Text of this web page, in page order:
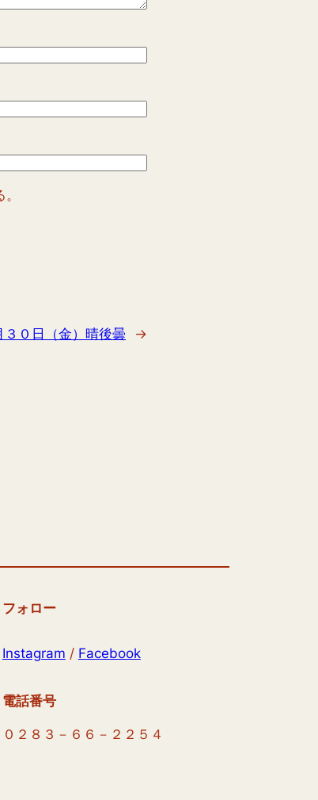
３０日（金）晴後曇 →
フォロー
Instagram / Facebook
電話番号
０２８３－６６－２２５４